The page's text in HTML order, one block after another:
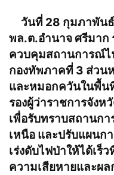
วันที่ 28 กุมภาพันธ์
พล.ต.อำนาจ ศรีมาก
ควบคุมสถานการณ์
กองทัพภาคที่ 3 ส่วน
และหมอกควันในพื้น
รองผู้ว่าราชการจังห
เพื่อรับทราบสถานก
เหนือ และปรับแผนก
เร่งดับไฟป่าให้ได้เร็
ความเสียหายและผ